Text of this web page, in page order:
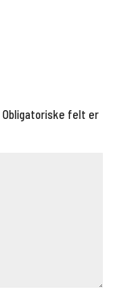
Obligatoriske felt er